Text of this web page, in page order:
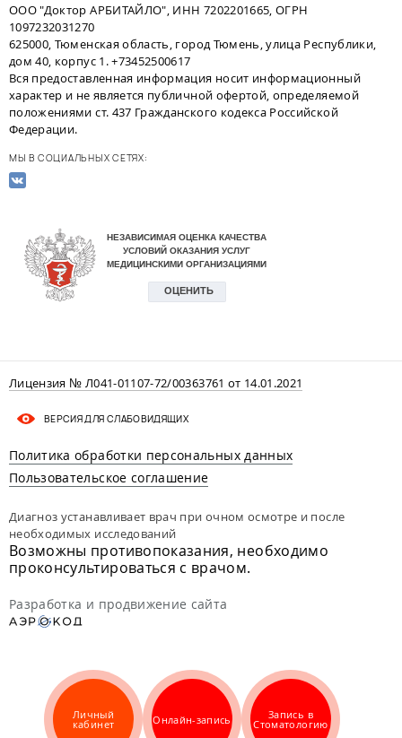
ООО "Доктор АРБИТАЙЛО", ИНН 7202201665, ОГРН
1097232031270
625000, Тюменская область, город Тюмень, улица Республики,
дом 40, корпус 1. +73452500617
Вся предоставленная информация носит информационный
характер и не является публичной офертой, определяемой
положениями ст. 437 Гражданского кодекса Российской
Федерации.
МЫ В СОЦИАЛЬНЫХ СЕТЯХ:
Лицензия № Л041-01107-72/00363761 от 14.01.2021
ВЕРСИЯ ДЛЯ СЛАБОВИДЯЩИХ
Политика обработки персональных данных
Пользовательское соглашение
Диагноз устанавливает врач при очном осмотре и после
необходимых исследований
Возможны противопоказания, необходимо
проконсультироваться с врачом.
Разработка и продвижение сайта
Личный
кабинет Онлайн-запись Запись в
Стоматологию